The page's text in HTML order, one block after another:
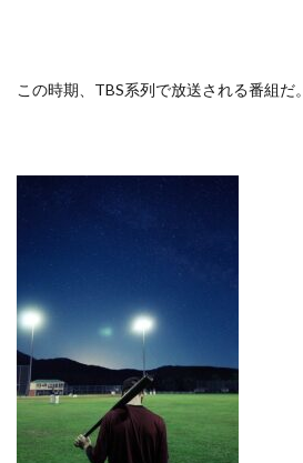
この時期、 TBS系列で放送される番組だ。